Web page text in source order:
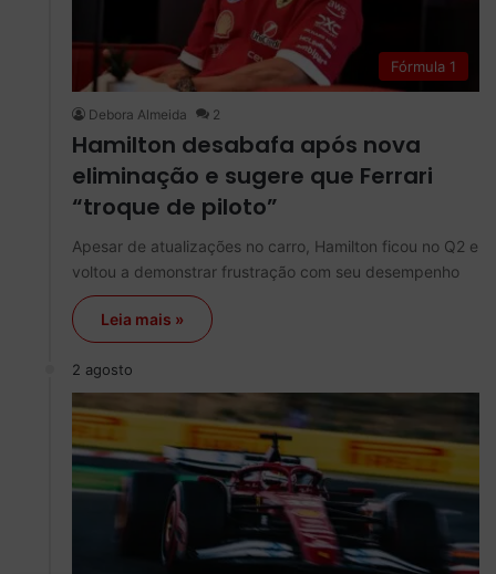
Fórmula 1
Debora Almeida 2
Hamilton desabafa após nova
eliminação e sugere que Ferrari
“troque de piloto”
Apesar de atualizações no carro, Hamilton ficou no Q2 e
voltou a demonstrar frustração com seu desempenho
Leia mais »
2 agosto